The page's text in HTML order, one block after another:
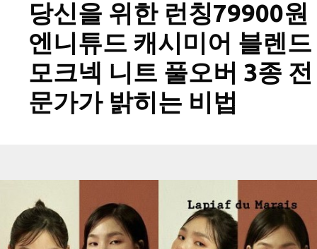
당신을 위한 런칭79900원
엔니튜드 캐시미어 블렌드
모크넥 니트 풀오버 3종 전
문가가 밝히는 비법